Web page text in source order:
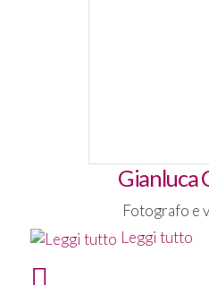
Gianluca
Fotografo e
Leggi tutto